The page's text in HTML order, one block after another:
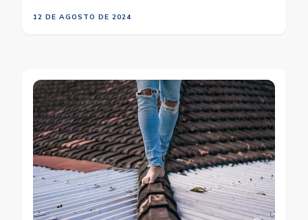
12 DE AGOSTO DE 2024